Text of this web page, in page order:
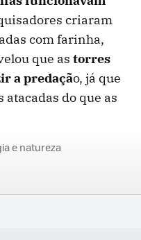
criaram
com farinha,
que as torres
a predação, já que
do que as
e natureza